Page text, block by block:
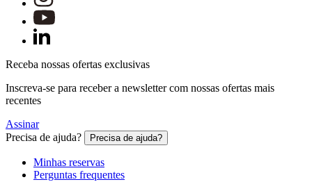
Receba nossas ofertas exclusivas
Inscreva-se para receber a newsletter com nossas ofertas mais
recentes
Assinar
Precisa de ajuda?
Precisa de ajuda?
Minhas reservas
Perguntas frequentes